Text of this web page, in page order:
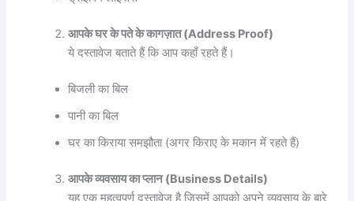
आपकेघरकेपतेकेकागज़ात (Address Proof)
ये दस्तावेज बताते हैं कि आप कहाँ रहते हैं।
बिजली का बिल
पानी का बिल
घर का किराया समझौता (अगर किराए के मकान में रहते हैं)
आपकेव्यवसायकाप्लान (Business Details)
यह एक महत्वपूर्ण दस्तावेज है जिसमें आपको अपने व्यवसाय के बारे